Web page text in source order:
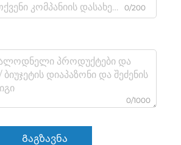
0/200
0/1000
Გაგზავნა